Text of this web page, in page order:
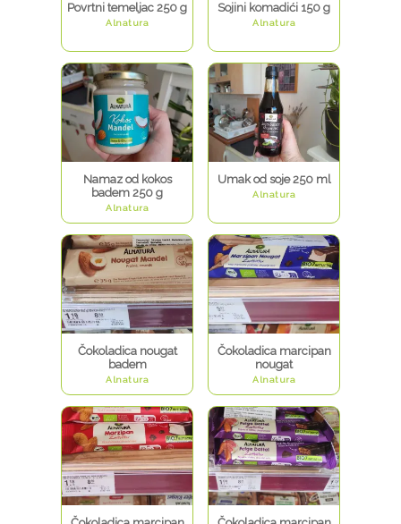
Povrtni temeljac 250 g
Alnatura
Sojini komadići 150 g
Alnatura
Namaz od kokos
badem 250 g
Alnatura
Umak od soje 250 ml
Alnatura
Čokoladica nougat
badem
Alnatura
Čokoladica marcipan
nougat
Alnatura